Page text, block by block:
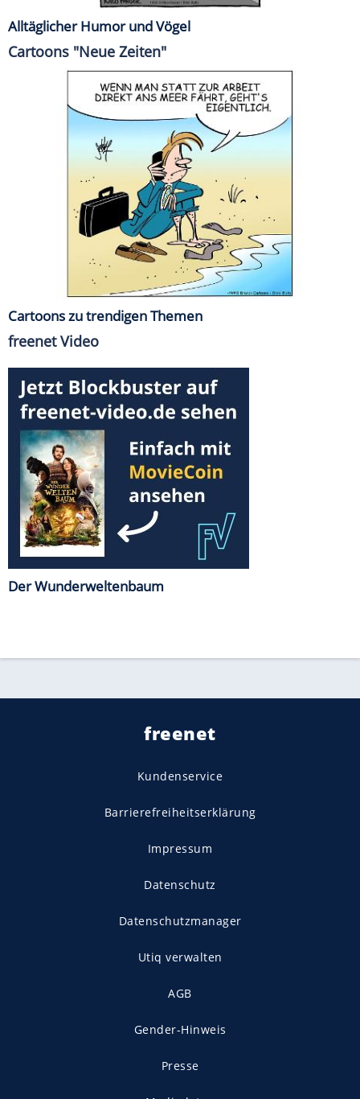
Alltäglicher Humor und Vögel
Cartoons "Neue Zeiten"
Cartoons zu trendigen Themen
freenet Video
Der Wunderweltenbaum
freenet
Kundenservice
Barrierefreiheitserklärung
Impressum
Datenschutz
Datenschutzmanager
Utiq verwalten
AGB
Gender-Hinweis
Presse